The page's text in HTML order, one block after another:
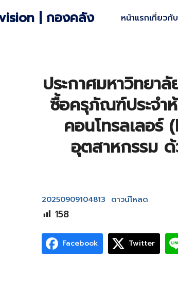
| กองคลัง หน้าแรกเกี่ยวกั
ประกาศมหาวิทยา
ซื้อครุภัณฑ์ประจำ
คอนโทรลเลอร์
อุตสาหกรรม
20250909104813 ดาวน์โหลด
158
Facebook Twitter